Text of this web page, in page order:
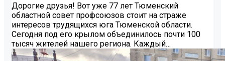
Дорогие друзья! Вот уже 77 лет Тюменский
областной совет профсоюзов стоит на страже
интересов трудящихся юга Тюменской области.
Сегодня под его крылом объединилось почти 100
тысяч жителей нашего региона. Каждый…